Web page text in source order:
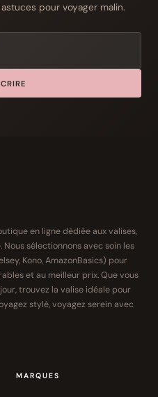
pour voyager malin.
en ligne dédiée aux valises,
sélectionnons avec soin les
Kono, AmazonBasics) pour
et au meilleur prix. Que vous
trouvez la valise idéale pour
stylé, voyagez serein avec
MARQUES